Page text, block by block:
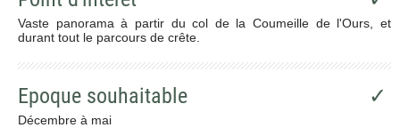
Vaste panorama à partir du col de la Coumeille de l'Ours, et
durant tout le parcours de crête.
Epoque souhaitable ✓
Décembre à mai